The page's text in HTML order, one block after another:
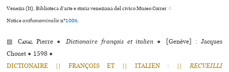
Venezia (It), Biblioteca d’arte e storia veneziana del civico Museo Correr ♢
Noticeanthonominalien°1006.
▨Canal Pierre ● Dictionaire françois et italien ●
[Genève] : Jacques
Chouet ● 1598 ●
DICTIONAIRE || FRANÇOIS ET || ITALIEN : ||RECVEILLI